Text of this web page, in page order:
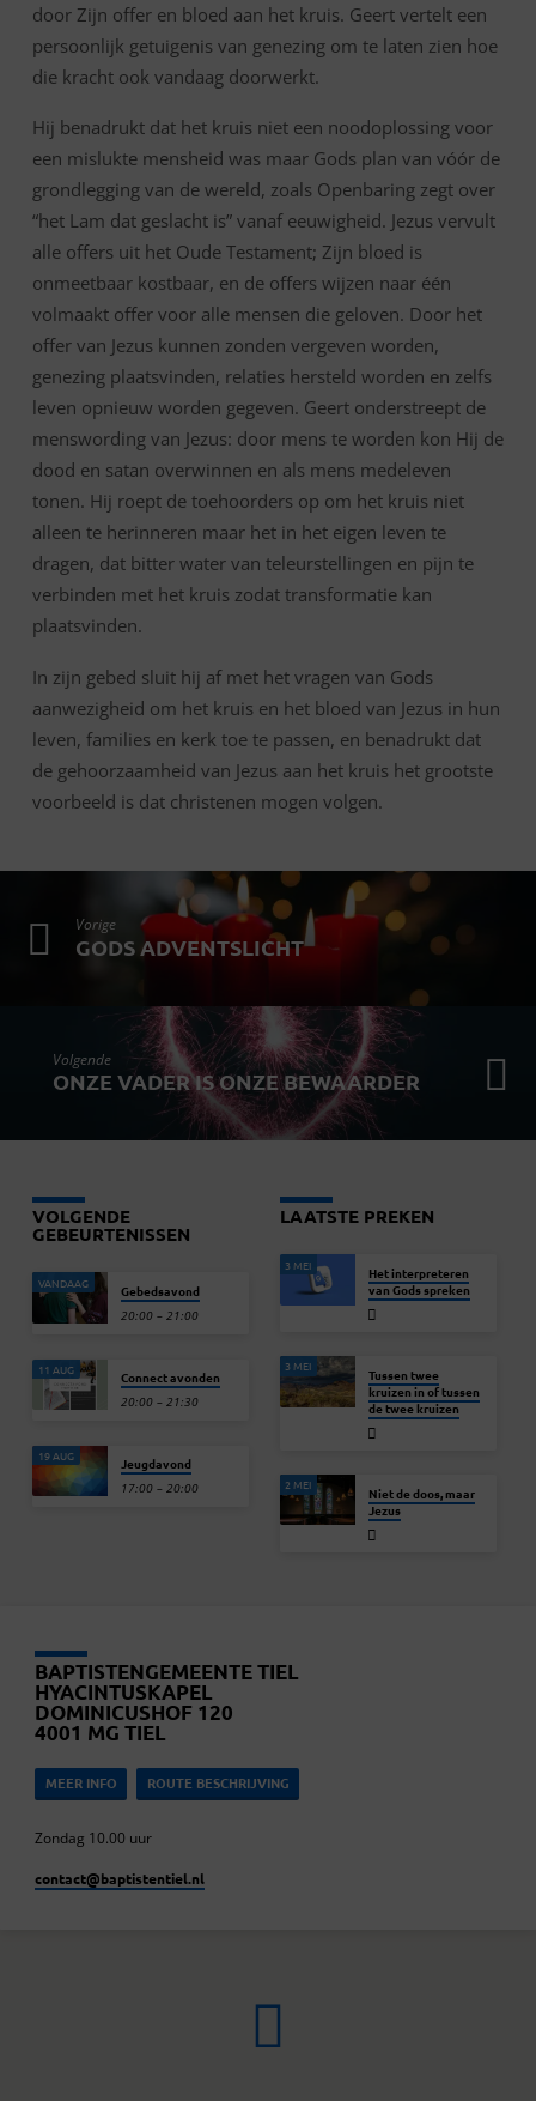
door Zijn offer en bloed aan het kruis. Geert vertelt een
persoonlijk getuigenis van genezing om te laten zien hoe
die kracht ook vandaag doorwerkt.
Hij benadrukt dat het kruis niet een noodoplossing voor
een mislukte mensheid was maar Gods plan van vóór de
grondlegging van de wereld, zoals Openbaring zegt over
“het Lam dat geslacht is” vanaf eeuwigheid. Jezus vervult
alle offers uit het Oude Testament; Zijn bloed is
onmeetbaar kostbaar, en de offers wijzen naar één
volmaakt offer voor alle mensen die geloven. Door het
offer van Jezus kunnen zonden vergeven worden,
genezing plaatsvinden, relaties hersteld worden en zelfs
leven opnieuw worden gegeven. Geert onderstreept de
menswording van Jezus: door mens te worden kon Hij de
dood en satan overwinnen en als mens medeleven
tonen. Hij roept de toehoorders op om het kruis niet
alleen te herinneren maar het in het eigen leven te
dragen, dat bitter water van teleurstellingen en pijn te
verbinden met het kruis zodat transformatie kan
plaatsvinden.
In zijn gebed sluit hij af met het vragen van Gods
aanwezigheid om het kruis en het bloed van Jezus in hun
leven, families en kerk toe te passen, en benadrukt dat
de gehoorzaamheid van Jezus aan het kruis het grootste
voorbeeld is dat christenen mogen volgen.
Vorige
GODS ADVENTSLICHT
Volgende
ONZE VADER IS ONZE BEWAARDER
VOLGENDE
GEBEURTENISSEN
VANDAAG Gebedsavond
20:00 – 21:00
11 AUG Connect avonden
20:00 – 21:30
19 AUG Jeugdavond
17:00 – 20:00
LAATSTE PREKEN
3 MEI
Het interpreteren
van Gods spreken
3 MEI
Tussen twee
kruizen in of tussen
de twee kruizen
2 MEI
Niet de doos, maar
Jezus
BAPTISTENGEMEENTE TIEL
HYACINTUSKAPEL
DOMINICUSHOF 120
4001 MG TIEL
MEER INFO ROUTE BESCHRIJVING
Zondag 10.00 uur
contact​@baptistentiel.nl